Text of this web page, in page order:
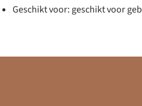
Geschikt voor: geschikt voor